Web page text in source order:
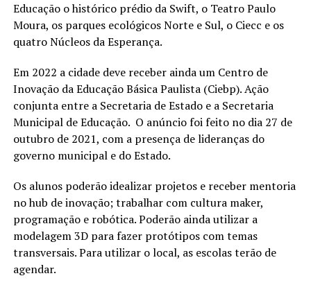
Educação o histórico prédio da Swift, o Teatro Paulo
Moura, os parques ecológicos Norte e Sul, o Ciecc e os
quatro Núcleos da Esperança.
Em 2022 a cidade deve receber ainda um Centro de
Inovação da Educação Básica Paulista (Ciebp). Ação
conjunta entre a Secretaria de Estado e a Secretaria
Municipal de Educação. O anúncio foi feito no dia 27 de
outubro de 2021, com a presença de lideranças do
governo municipal e do Estado.
Os alunos poderão idealizar projetos e receber mentoria
no hub de inovação; trabalhar com cultura maker,
programação e robótica. Poderão ainda utilizar a
modelagem 3D para fazer protótipos com temas
transversais. Para utilizar o local, as escolas terão de
agendar.